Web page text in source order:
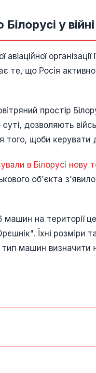
у війні
те, що Росія
простір
суті, дозволяють
того, щоби керувати
в Білорусі нову
об'єкта
на території
Їхні розміри
машин визначити